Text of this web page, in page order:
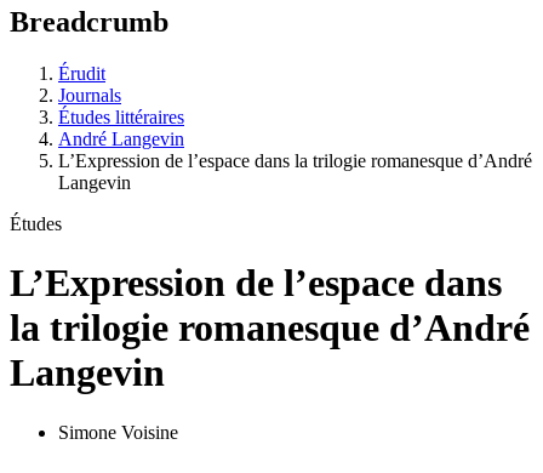
Breadcrumb
Érudit
Journals
Études littéraires
André Langevin
L’Expression de l’espace dans la trilogie romanesque d’André
Langevin
Études
L’Expression de l’espace dans
la trilogie romanesque d’André
Langevin
Simone Voisine